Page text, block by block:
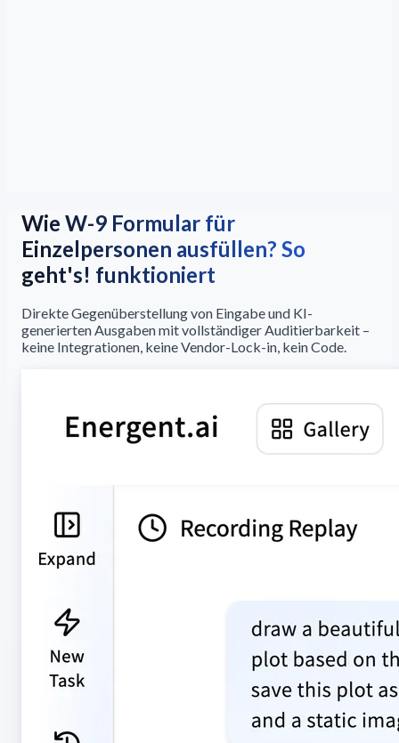
Wie W-9 Formular für
Einzelpersonen ausfüllen? So
geht's! funktioniert
Direkte Gegenüberstellung von Eingabe und KI-
generierten Ausgaben mit vollständiger Auditierbarkeit –
keine Integrationen, keine Vendor-Lock-in, kein Code.